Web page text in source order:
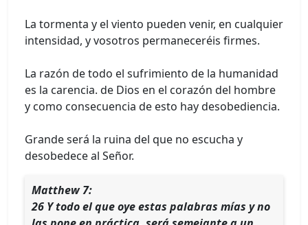
La tormenta y el viento pueden venir, en cualquier
intensidad, y vosotros permaneceréis firmes.
La razón de todo el sufrimiento de la humanidad
es la carencia. de Dios en el corazón del hombre
y como consecuencia de esto hay desobediencia.
Grande será la ruina del que no escucha y
desobedece al Señor.
Matthew 7:
26 Y todo el que oye estas palabras mías y no